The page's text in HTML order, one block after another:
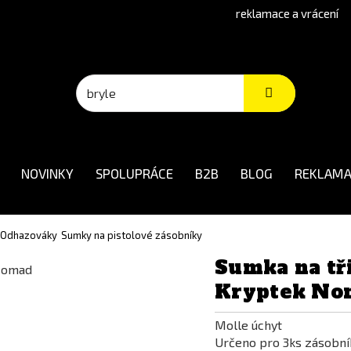
reklamace a vrácení
NOVINKY SPOLUPRÁCE B2B BLOG
Sumky na pistolové zásobníky
Sumka na
Kryptek
Molle úchyt
Určeno pro 3ks